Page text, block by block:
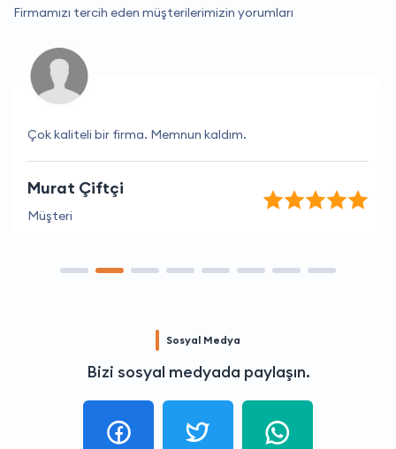
Firmamızı tercih eden müşterilerimizin yorumları
Çok kaliteli bir firma. Memnun kaldım.
Murat Çiftçi
Müşteri
Sosyal Medya
Bizi sosyal medyada paylaşın.